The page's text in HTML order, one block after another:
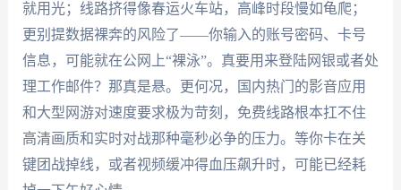
就用光；线路挤得像春运火车站，高峰时段慢如龟爬；
更别提数据裸奔的风险了——你输入的账号密码、卡号
信息，可能就在公网上“裸泳”。真要用来登陆网银或者处
理工作邮件？那真是悬。更何况，国内热门的影音应用
和大型网游对速度要求极为苛刻，免费线路根本扛不住
高清画质和实时对战那种毫秒必争的压力。等你卡在关
键团战掉线，或者视频缓冲得血压飙升时，可能已经耗